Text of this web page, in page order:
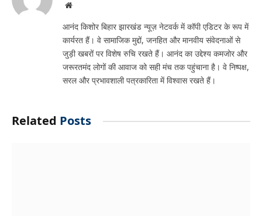
Website
आनंद किशोर बिहार झारखंड न्यूज़ नेटवर्क में कॉपी एडिटर के रूप में
कार्यरत हैं। वे सामाजिक मुद्दों, जनहित और मानवीय संवेदनाओं से
जुड़ी खबरों पर विशेष रुचि रखते हैं। आनंद का उद्देश्य कमजोर और
जरूरतमंद लोगों की आवाज को सही मंच तक पहुंचाना है। वे निष्पक्ष,
सरल और प्रभावशाली पत्रकारिता में विश्वास रखते हैं।
Related Posts